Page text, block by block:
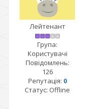
Лейтенант
Група:
Користувачі
Повідомлень:
126
Репутація: 0
Статус: Offline